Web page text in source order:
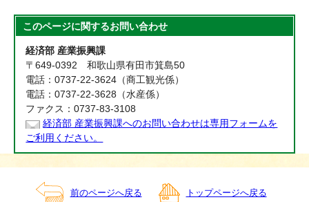
このページに関するお問い合わせ
経済部 産業振興課
〒649-0392 和歌山県有田市箕島50
電話：0737-22-3624（商工観光係）
電話：0737-22-3628（水産係）
ファクス：0737-83-3108
経済部 産業振興課へのお問い合わせは専用フォームを
ご利用ください。
前のページへ戻る トップページへ戻る